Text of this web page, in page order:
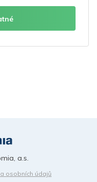
osobních údajů
a.s.